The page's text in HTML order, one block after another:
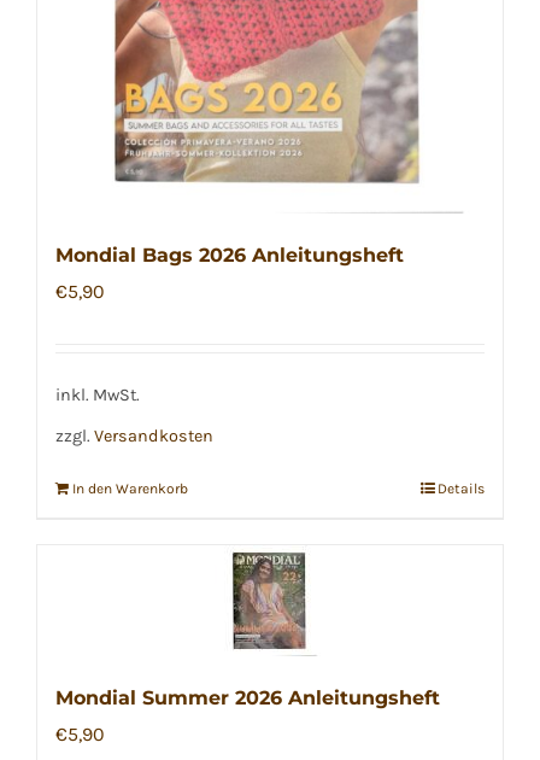
Mondial Bags 2026 Anleitungsheft
€5,90
inkl. MwSt.
zzgl. Versandkosten
In den Warenkorb Details
Mondial Summer 2026 Anleitungsheft
€5,90